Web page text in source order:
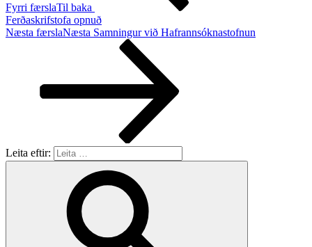
Fyrri færslaTil baka
Ferðaskrifstofa opnuð
Næsta færslaNæsta Samningur við Hafrannsóknastofnun
Leita eftir: